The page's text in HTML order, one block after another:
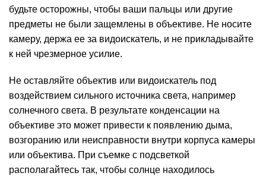
будьте осторожны, чтобы ваши пальцы или другие
предметы не были защемлены в объективе. Не носите
камеру, держа ее за видоискатель, и не прикладывайте
к ней чрезмерное усилие.
Не оставляйте объектив или видоискатель под
воздействием сильного источника света, например
солнечного света. В результате конденсации на
объективе это может привести к появлению дыма,
возгоранию или неисправности внутри корпуса камеры
или объектива. При съемке с подсветкой
располагайтесь так, чтобы солнце находилось